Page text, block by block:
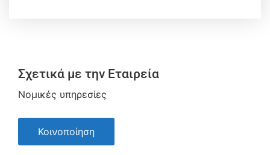
Σχετικά με την Εταιρεία
Νομικές υπηρεσίες
Κοινοποίηση